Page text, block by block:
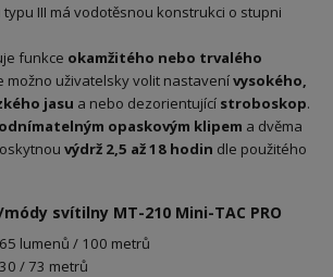
III má vodotěsnou konstrukci o stupni
funkce okamžitého nebo trvalého
možno uživatelsky volit nastavenívysokého,
jasu a nebo dezorientující stroboskop.
odnímatelným opaskovým klipem a dvěma
výdrž 2,5 až 18 hodin dle použitého
svítilny MT-210 Mini-TAC PRO
lumenů / 100 metrů
/ 73 metrů